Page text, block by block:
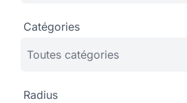
Catégories
Radius